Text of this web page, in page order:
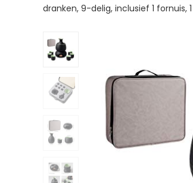
dranken, 9-delig, inclusief 1 fornuis,